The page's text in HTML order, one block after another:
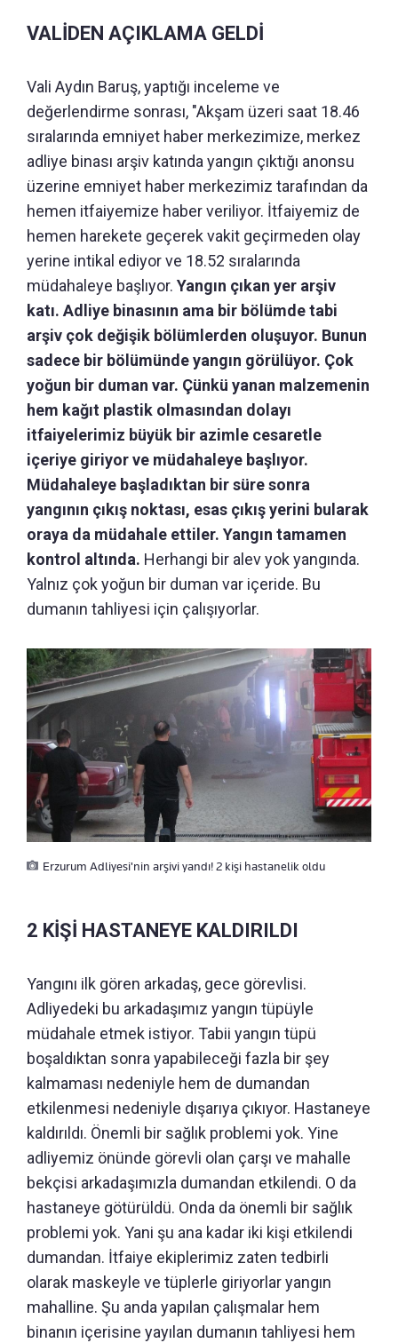
VALİDEN AÇIKLAMA GELDİ
Vali Aydın Baruş, yaptığı inceleme ve
değerlendirme sonrası, "Akşam üzeri saat 18.46
sıralarında emniyet haber merkezimize, merkez
adliye binası arşiv katında yangın çıktığı anonsu
üzerine emniyet haber merkezimiz tarafından da
hemen itfaiyemize haber veriliyor. İtfaiyemiz de
hemen harekete geçerek vakit geçirmeden olay
yerine intikal ediyor ve 18.52 sıralarında
müdahaleye başlıyor. Yangın çıkan yer arşiv
katı. Adliye binasının ama bir bölümde tabi
arşiv çok değişik bölümlerden oluşuyor. Bunun
sadece bir bölümünde yangın görülüyor. Çok
yoğun bir duman var. Çünkü yanan malzemenin
hem kağıt plastik olmasından dolayı
itfaiyelerimiz büyük bir azimle cesaretle
içeriye giriyor ve müdahaleye başlıyor.
Müdahaleye başladıktan bir süre sonra
yangının çıkış noktası, esas çıkış yerini bularak
oraya da müdahale ettiler. Yangın tamamen
kontrol altında. Herhangi bir alev yok yangında.
Yalnız çok yoğun bir duman var içeride. Bu
dumanın tahliyesi için çalışıyorlar.
Erzurum Adliyesi'nin arşivi yandı! 2 kişi hastanelik oldu
2 KİŞİ HASTANEYE KALDIRILDI
Yangını ilk gören arkadaş, gece görevlisi.
Adliyedeki bu arkadaşımız yangın tüpüyle
müdahale etmek istiyor. Tabii yangın tüpü
boşaldıktan sonra yapabileceği fazla bir şey
kalmaması nedeniyle hem de dumandan
etkilenmesi nedeniyle dışarıya çıkıyor. Hastaneye
kaldırıldı. Önemli bir sağlık problemi yok. Yine
adliyemiz önünde görevli olan çarşı ve mahalle
bekçisi arkadaşımızla dumandan etkilendi. O da
hastaneye götürüldü. Onda da önemli bir sağlık
problemi yok. Yani şu ana kadar iki kişi etkilendi
dumandan. İtfaiye ekiplerimiz zaten tedbirli
olarak maskeyle ve tüplerle giriyorlar yangın
mahalline. Şu anda yapılan çalışmalar hem
binanın içerisine yayılan dumanın tahliyesi hem